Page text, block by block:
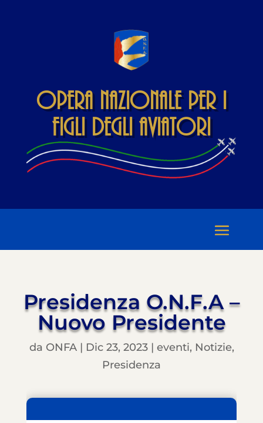
Opera Nazionale per i
Figli degli Aviatori
Presidenza O.N.F.A –
Nuovo Presidente
da ONFA| Dic 23, 2023| eventi, Notizie,
Presidenza